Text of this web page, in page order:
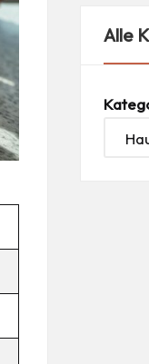
Alle